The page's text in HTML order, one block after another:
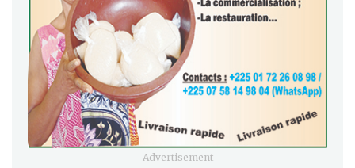
- Advertisement -